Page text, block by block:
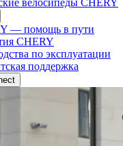
велосипеды CHERY
— помощь в пути
CHERY
по эксплуатации
поддержка